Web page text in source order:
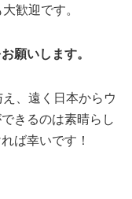
歓迎です。
願いします。
、遠く日本からウ
きるのは素晴らし
ば幸いです！